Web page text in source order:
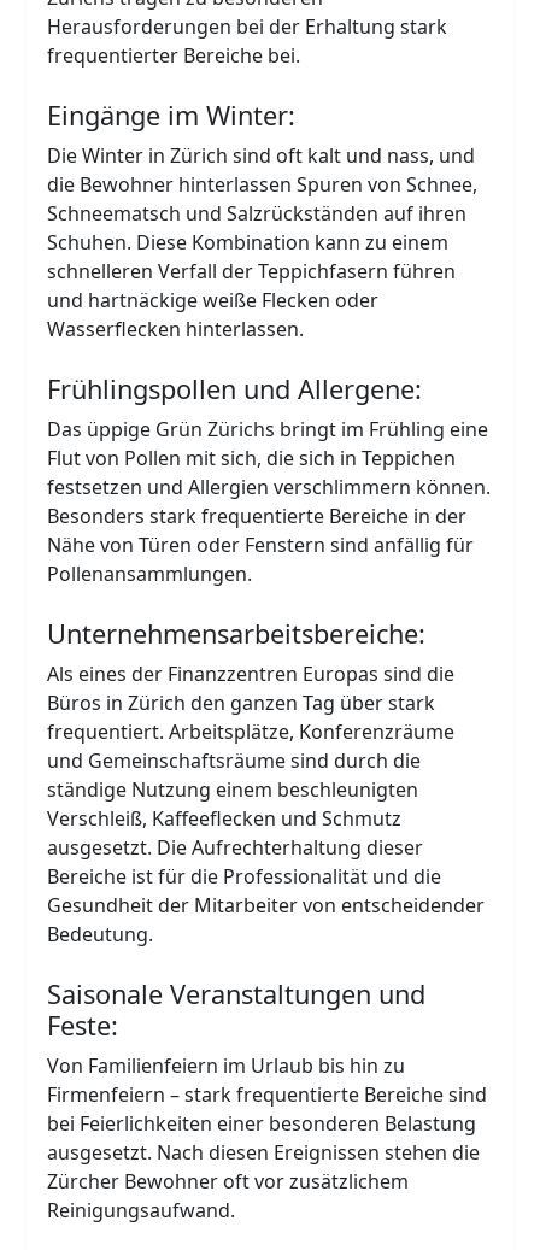
Herausforderungen bei der Erhaltung stark
frequentierter Bereiche bei.
Eingänge im Winter:
Die Winter in Zürich sind oft kalt und nass, und
die Bewohner hinterlassen Spuren von Schnee,
Schneematsch und Salzrückständen auf ihren
Schuhen. Diese Kombination kann zu einem
schnelleren Verfall der Teppichfasern führen
und hartnäckige weiße Flecken oder
Wasserflecken hinterlassen.
Frühlingspollen und Allergene:
Das üppige Grün Zürichs bringt im Frühling eine
Flut von Pollen mit sich, die sich in Teppichen
festsetzen und Allergien verschlimmern können.
Besonders stark frequentierte Bereiche in der
Nähe von Türen oder Fenstern sind anfällig für
Pollenansammlungen.
Unternehmensarbeitsbereiche:
Als eines der Finanzzentren Europas sind die
Büros in Zürich den ganzen Tag über stark
frequentiert. Arbeitsplätze, Konferenzräume
und Gemeinschaftsräume sind durch die
ständige Nutzung einem beschleunigten
Verschleiß, Kaffeeflecken und Schmutz
ausgesetzt. Die Aufrechterhaltung dieser
Bereiche ist für die Professionalität und die
Gesundheit der Mitarbeiter von entscheidender
Bedeutung.
Saisonale Veranstaltungen und
Feste:
Von Familienfeiern im Urlaub bis hin zu
Firmenfeiern – stark frequentierte Bereiche sind
bei Feierlichkeiten einer besonderen Belastung
ausgesetzt. Nach diesen Ereignissen stehen die
Zürcher Bewohner oft vor zusätzlichem
Reinigungsaufwand.